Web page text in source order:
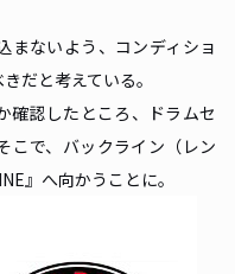
まないよう、コンディショ
だと考えている。
確認したところ、ドラムセ
こで、バックライン（レン
』へ向かうことに。